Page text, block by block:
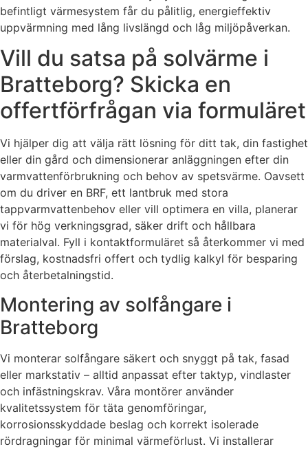
befintligt värmesystem får du pålitlig, energieffektiv
uppvärmning med lång livslängd och låg miljöpåverkan.
Vill du satsa på solvärme i
Bratteborg? Skicka en
offertförfrågan via formuläret
Vi hjälper dig att välja rätt lösning för ditt tak, din fastighet
eller din gård och dimensionerar anläggningen efter din
varmvattenförbrukning och behov av spetsvärme. Oavsett
om du driver en BRF, ett lantbruk med stora
tappvarmvattenbehov eller vill optimera en villa, planerar
vi för hög verkningsgrad, säker drift och hållbara
materialval. Fyll i kontaktformuläret så återkommer vi med
förslag, kostnadsfri offert och tydlig kalkyl för besparing
och återbetalningstid.
Montering av solfångare i
Bratteborg
Vi monterar solfångare säkert och snyggt på tak, fasad
eller markstativ – alltid anpassat efter taktyp, vindlaster
och infästningskrav. Våra montörer använder
kvalitetssystem för täta genomföringar,
korrosionsskyddade beslag och korrekt isolerade
rördragningar för minimal värmeförlust. Vi installerar